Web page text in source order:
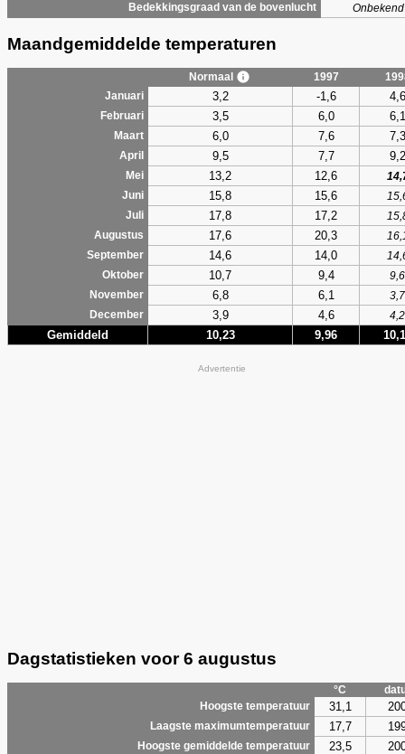
Bedekkingsgraad van de bovenlucht Onbekend
Maandgemiddelde temperaturen
Normaal 1997
Januari
3,2 -1,6 4,6
Februari 3,5 6,0 6,1
Maart 6,0 7,6 7,3
April 9,5 7,7 9,2
Mei 13,2 12,6
Juni
15,8 15,6
Juli
17,8 17,2
Augustus
17,6 20,3
September
14,6 14,0
Oktober
10,7 9,4
9,6
November
6,8 6,1
3,7
December
3,9 4,6 4,2
Gemiddeld 10,23 9,96
Advertentie
Dagstatistieken voor 6 augustus
°C
Hoogste temperatuur
31,1
Laagste maximumtemperatuur 17,7
Hoogste gemiddelde temperatuur 23,5